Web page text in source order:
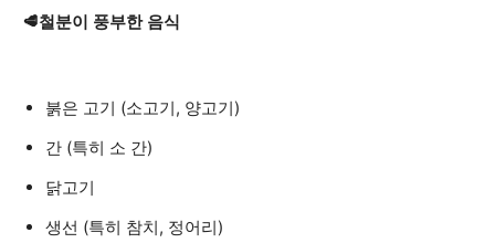
🥩철분이 풍부한 음식
붉은 고기 (소고기, 양고기)
간 (특히 소 간)
닭고기
생선 (특히 참치, 정어리)